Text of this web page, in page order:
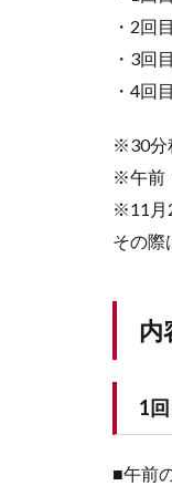
・2回
・3回
・4回
※30分
※午前
※11月
その際
内
1
■午前